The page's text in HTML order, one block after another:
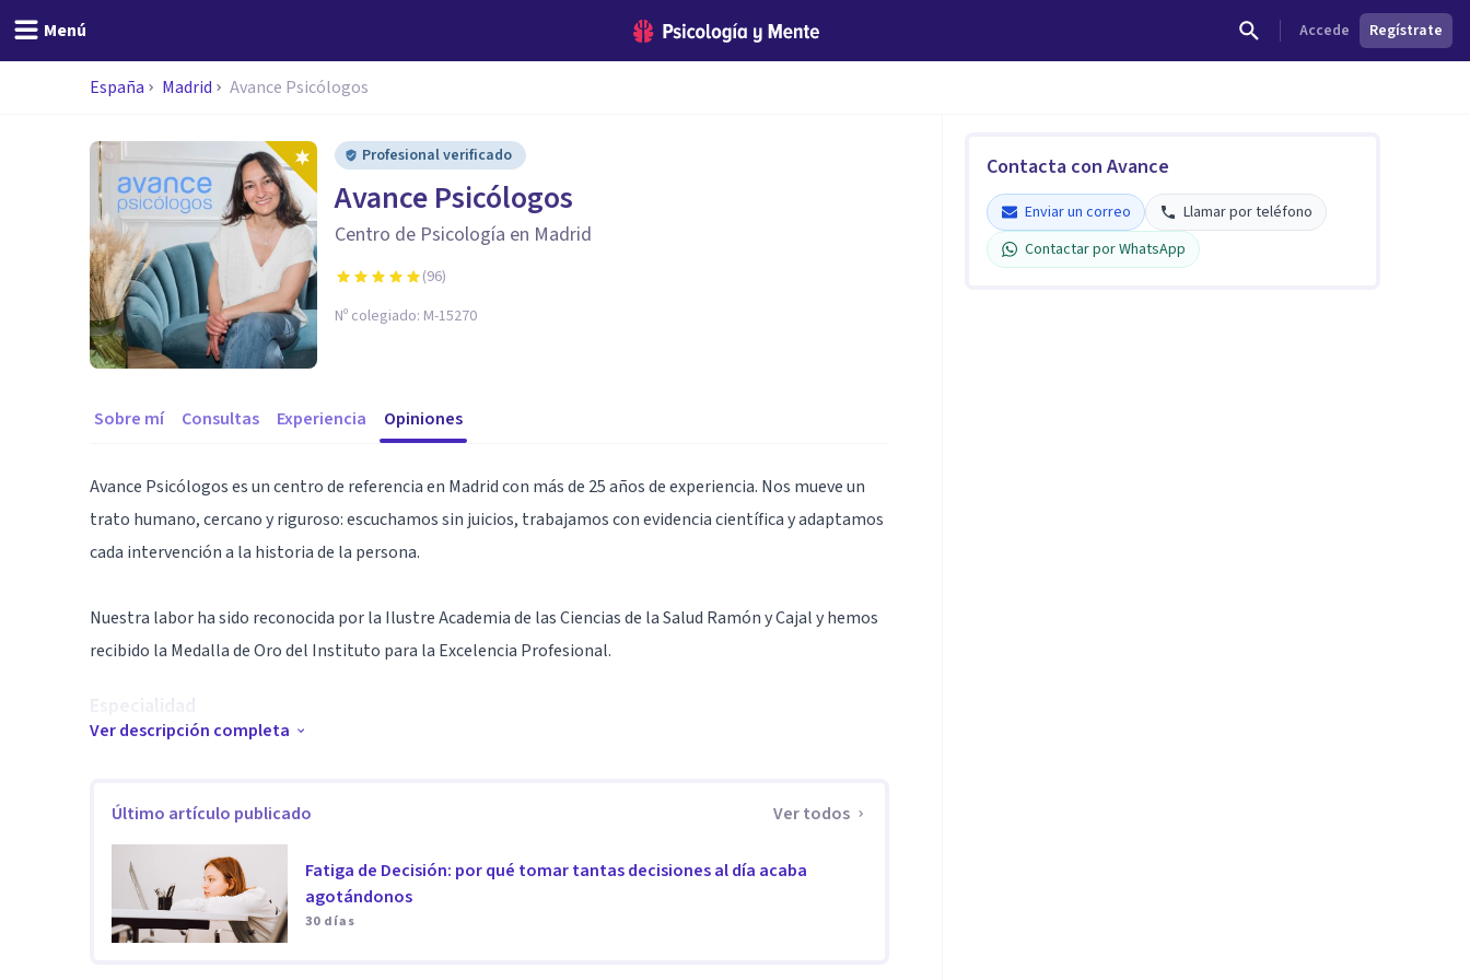
Menú Accede Regístrate
España Madrid Avance Psicólogos
Profesional verificado
Avance Psicólogos
Centro de Psicología en Madrid
(96)
Nº colegiado: M-15270
Sobre mí Consultas Experiencia Opiniones
Avance Psicólogos es un centro de referencia en Madrid con más de 25 años de experiencia. Nos mueve un
trato humano, cercano y riguroso: escuchamos sin juicios, trabajamos con evidencia científica y adaptamos
cada intervención a la historia de la persona.
Nuestra labor ha sido reconocida por la Ilustre Academia de las Ciencias de la Salud Ramón y Cajal y hemos
recibido la Medalla de Oro del Instituto para la Excelencia Profesional.
Especialidad
Atendemos presencialmente y online. Ofrecemos terapia individual, terapia de pareja, sexología, terapia
ansiedad y estrés, depresión, trastornos de la conducta alimentaria, autoestima, resolución de conflictos,
duelo y crecimiento personal.
Contamos con un equipo multidisciplinar y especializado que cuida cada proceso de forma personalizada,
con objetivos claros y un seguimiento cercano para que avances a tu ritmo y con seguridad..
Ver descripción completa
Último artículo publicado Ver todos
Fatiga de Decisión: por qué tomar tantas decisiones al día acaba
agotándonos
30 días
Contacta con Avance
Enviar un correo
Llamar por teléfono
Contactar por WhatsApp